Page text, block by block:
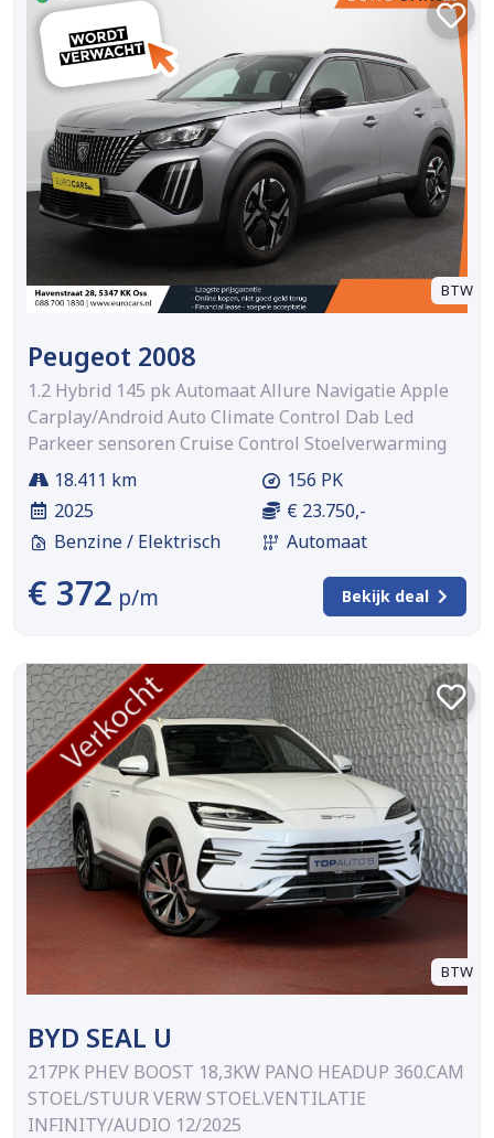
BTW
Peugeot 2008
1.2 Hybrid 145 pk Automaat Allure Navigatie Apple
Carplay/Android Auto Climate Control Dab Led
Parkeer sensoren Cruise Control Stoelverwarming
18.411 km
2025
Benzine / Elektrisch
156 PK
€ 23.750,-
Automaat
€ 372 p/m Bekijk deal
BTW
BYD SEAL U
217PK PHEV BOOST 18,3KW PANO HEADUP 360.CAM
STOEL/STUUR VERW STOEL.VENTILATIE
INFINITY/AUDIO 12/2025